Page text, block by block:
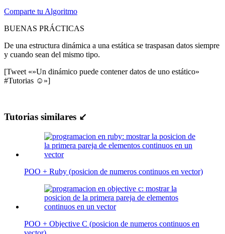
Comparte tu Algoritmo
BUENAS PRÁCTICAS
De una estructura dinámica a una estática se traspasan datos siempre
y cuando sean del mismo tipo.
[Tweet «»Un dinámico puede contener datos de uno estático»
#Tutorias ☺»]
Tutorias similares ↙
POO + Ruby (posicion de numeros continuos en vector)
POO + Objective C (posicion de numeros continuos en